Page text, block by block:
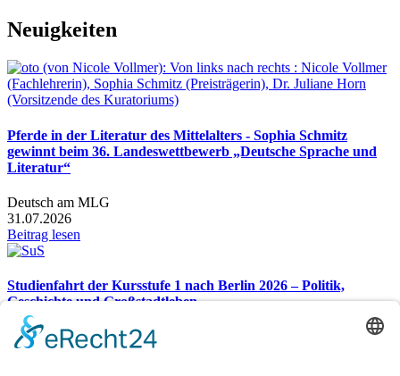
Neuigkeiten
Pferde in der Literatur des Mittelalters - Sophia Schmitz
gewinnt beim 36. Landeswettbewerb „Deutsche Sprache und
Literatur“
Deutsch am MLG
31.07.2026
Beitrag lesen
Studienfahrt der Kursstufe 1 nach Berlin 2026 – Politik,
Geschichte und Großstadtleben
Studienfahrt nach Berlin 2026
26.07.2026